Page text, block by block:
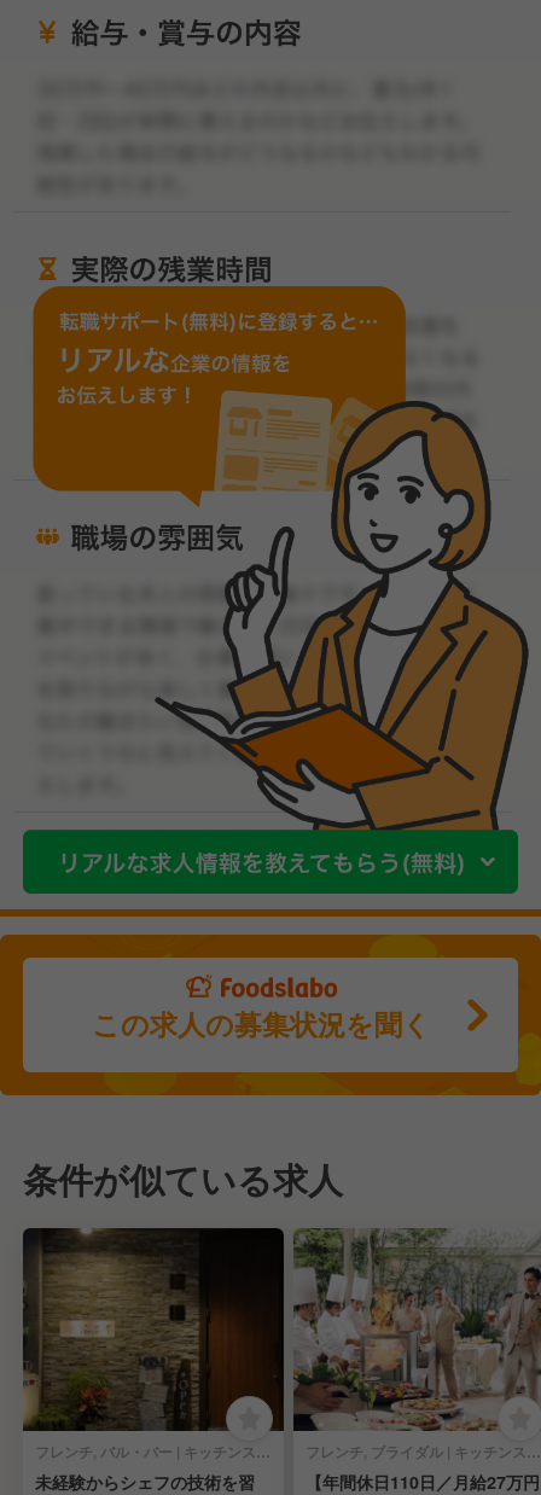
この求人の募集状況を聞く
条件が似ている求人
フレンチ, バル・バー | キッチンスタッフ
未経験からシェフの技術を習
フレンチ, ブライダル | キッチンスタッフ
【年間休日110日／月給27万円